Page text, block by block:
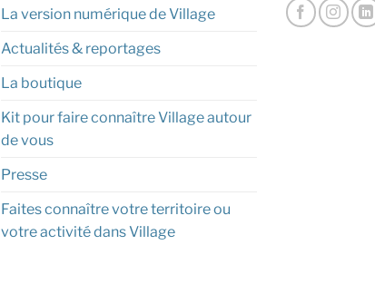
La version numérique de Village
Actualités & reportages
La boutique
Kit pour faire connaître Village autour
de vous
Presse
Faites connaître votre territoire ou
votre activité dans Village